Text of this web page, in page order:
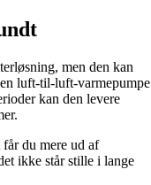
men den kan
luft-til-luft-varmepumpe
kan den levere
du mere ud af
ikke står stille i lange